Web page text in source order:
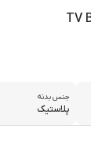
جنس بدنه
پلاستیک